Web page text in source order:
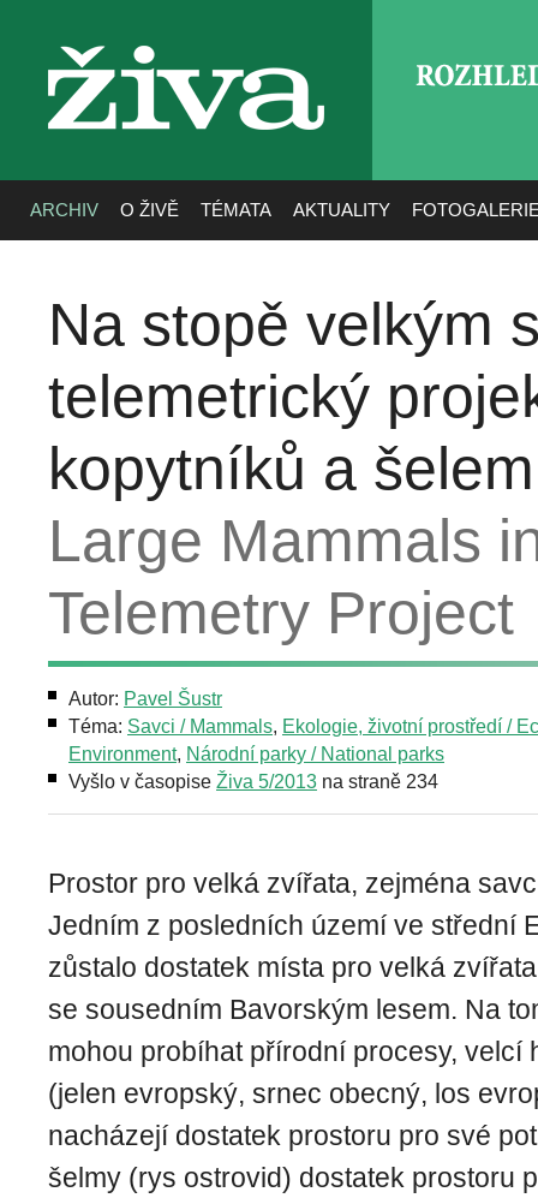
živa
ARCHIV O ŽIVĚ TÉMATA AKTUALITY
Na stopě velkým
telemetrický
kopytníků a
Large Mammals
Telemetry Project
Autor: Pavel Šustr
Téma: Savci / Mammals, Ekologie, životní prostředí /
Environment, Národní parky / National parks
Vyšlo v časopise Živa 5/2013 na straně 234
Prostor pro velká zvířata, zejména
Jedním z posledních území ve střední
zůstalo dostatek místa pro velká
se sousedním Bavorským lesem. Na
mohou probíhat přírodní procesy, velcí
(jelen evropský, srnec obecný, los
nacházejí dostatek prostoru pro své
šelmy (rys ostrovid) dostatek prostoru